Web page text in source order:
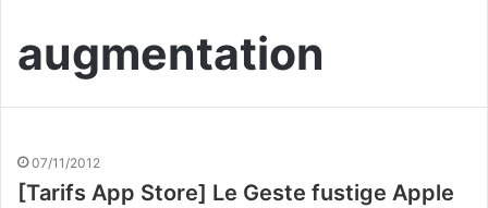
augmentation
07/11/2012
[Tarifs App Store] Le Geste fustige Apple